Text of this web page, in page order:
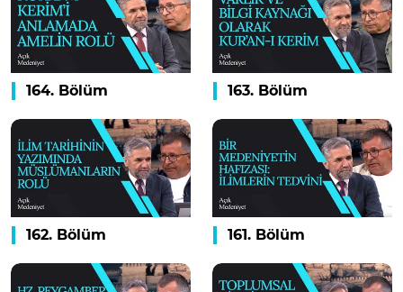
164. Bölüm 163. Bölüm
162. Bölüm 161. Bölüm